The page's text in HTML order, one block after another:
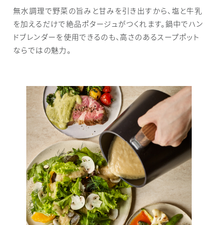
無水調理で野菜の旨みと甘みを引き出すから、塩と牛乳
を加えるだけで絶品ポタージュがつくれます。鍋中でハン
ドブレンダーを使用できるのも、高さのあるスープポット
ならではの魅力。